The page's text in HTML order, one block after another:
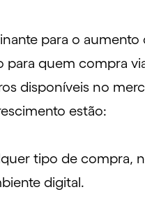
para o
quem compra
disponíveis no
estão:
tipo de
digital.